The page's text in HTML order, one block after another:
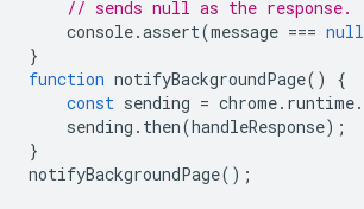
// sends null as the response.
console.assert(message === null
}
function notifyBackgroundPage()
{
const sending = chrome. runtime.
sending . then(handleResponse);
}
notifyBackgroundPage();